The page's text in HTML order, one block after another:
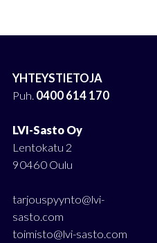
YHTEYSTIETOJA
Puh. 0400 614 170
LVI-Sasto Oy
Lentokatu 2
90460 Oulu
tarjouspyynto@lvi-
sasto.com
toimisto@lvi-sasto.com